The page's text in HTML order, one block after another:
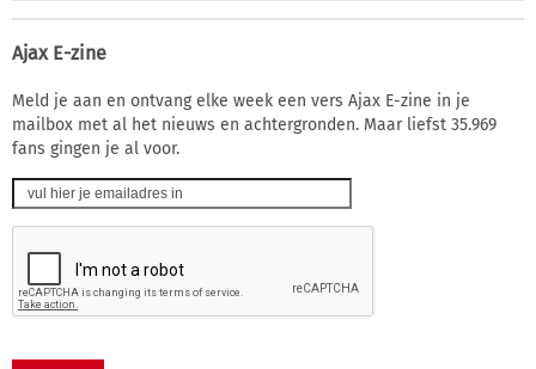
Ajax E-zine
Meld je aan en ontvang elke week een vers Ajax E-zine in je
mailbox met al het nieuws en achtergronden. Maar liefst 35.969
fans gingen je al voor.